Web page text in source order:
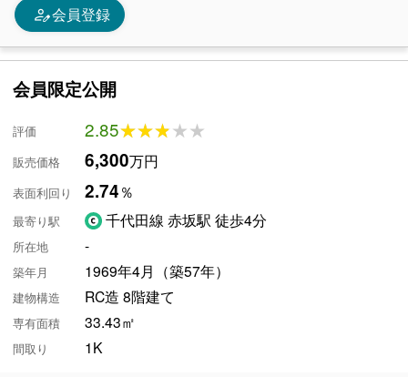
person_edit会員登録
会員限定公開
評価 2.85★★★★★
★★★★★
販売価格 6,300万円
表面利回り 2.74％
最寄り駅 千代田線 赤坂駅 徒歩4分
所在地 -
築年月 1969年4月（築57年）
建物構造 RC造 8階建て
専有面積 33.43㎡
間取り 1K